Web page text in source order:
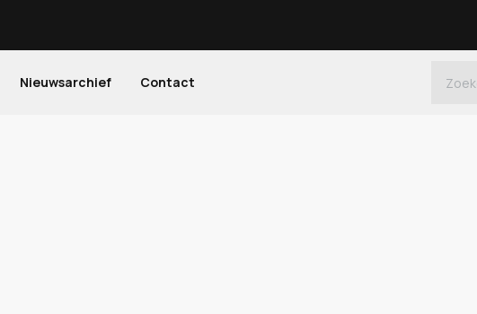
Nieuwsarchief Contact